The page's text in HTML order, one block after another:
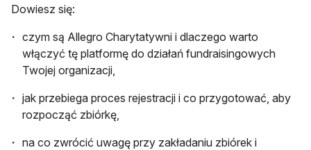
Dowiesz się:
czym są Allegro Charytatywni i dlaczego warto
włączyć tę platformę do działań fundraisingowych
Twojej organizacji,
jak przebiega proces rejestracji i co przygotować, aby
rozpocząć zbiórkę,
na co zwrócić uwagę przy zakładaniu zbiórek i